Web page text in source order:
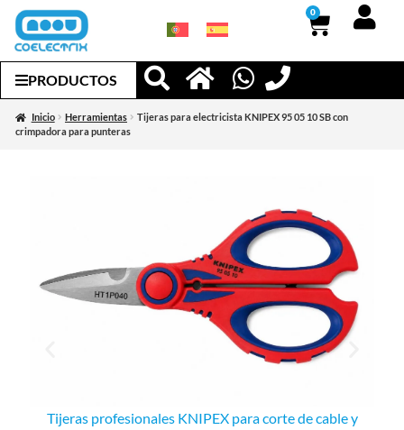
0
PRODUCTOS
Inicio Herramientas
Tijeras para electricista KNIPEX 95 05 10 SB con
crimpadora para punteras
Tijeras profesionales KNIPEX para corte de cable y